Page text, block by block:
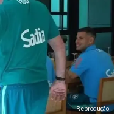
Reprodução